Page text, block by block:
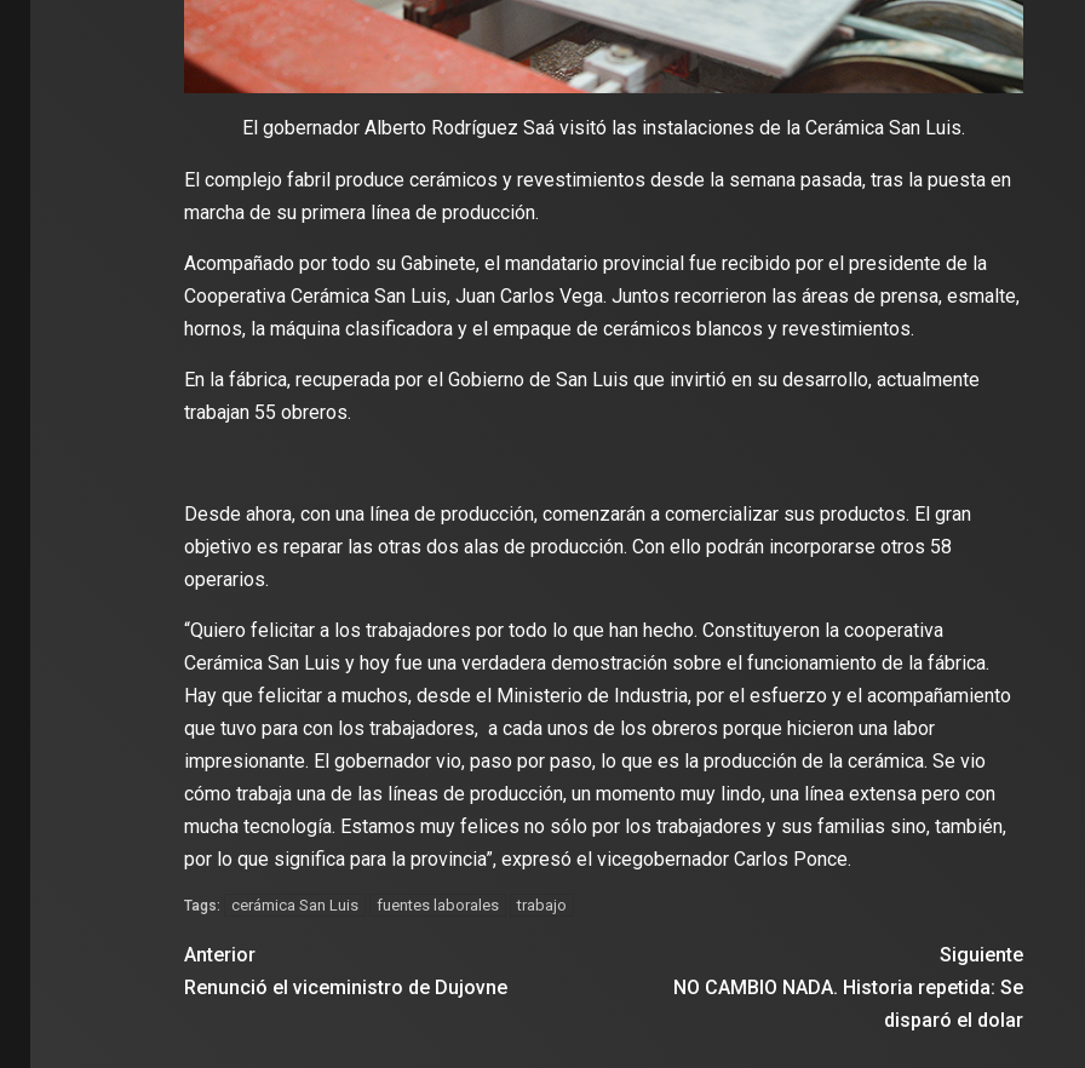
El gobernador Alberto Rodríguez Saá visitó las instalaciones de la Cerámica San Luis.
El complejo fabril produce cerámicos y revestimientos desde la semana pasada, tras la puesta en
marcha de su primera línea de producción.
Acompañado por todo su Gabinete, el mandatario provincial fue recibido por el presidente de la
Cooperativa Cerámica San Luis, Juan Carlos Vega. Juntos recorrieron las áreas de prensa, esmalte,
hornos, la máquina clasificadora y el empaque de cerámicos blancos y revestimientos.
En la fábrica, recuperada por el Gobierno de San Luis que invirtió en su desarrollo, actualmente
trabajan 55 obreros.
Desde ahora, con una línea de producción, comenzarán a comercializar sus productos. El gran
objetivo es reparar las otras dos alas de producción. Con ello podrán incorporarse otros 58
operarios.
“Quiero felicitar a los trabajadores por todo lo que han hecho. Constituyeron la cooperativa
Cerámica San Luis y hoy fue una verdadera demostración sobre el funcionamiento de la fábrica.
Hay que felicitar a muchos, desde el Ministerio de Industria, por el esfuerzo y el acompañamiento
que tuvo para con los trabajadores, a cada unos de los obreros porque hicieron una labor
impresionante. El gobernador vio, paso por paso, lo que es la producción de la cerámica. Se vio
cómo trabaja una de las líneas de producción, un momento muy lindo, una línea extensa pero con
mucha tecnología. Estamos muy felices no sólo por los trabajadores y sus familias sino, también,
por lo que significa para la provincia”, expresó el vicegobernador Carlos Ponce.
Tags: cerámica San Luis fuentes laborales trabajo
Anterior
Renunció el viceministro de Dujovne
Siguiente
NO CAMBIO NADA. Historia repetida: Se
disparó el dolar